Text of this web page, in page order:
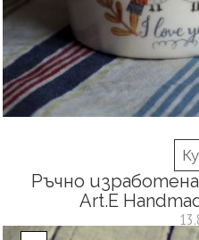
Ръчно
Art.E